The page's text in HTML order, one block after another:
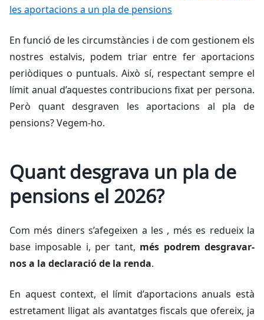
les aportacions a un pla de pensions
En funció de les circumstàncies i de com gestionem els
nostres estalvis, podem triar entre fer aportacions
periòdiques o puntuals. Això sí, respectant sempre el
límit anual d’aquestes contribucions fixat per persona.
Però quant desgraven les aportacions al pla de
pensions? Vegem-ho.
Quant desgrava un pla de
pensions el 2026?
Com més diners s’afegeixen a les , més es redueix la
base imposable i, per tant, més podrem desgravar-
nos a la declaració de la renda.
En aquest context, el límit d’aportacions anuals està
estretament lligat als avantatges fiscals que ofereix, ja